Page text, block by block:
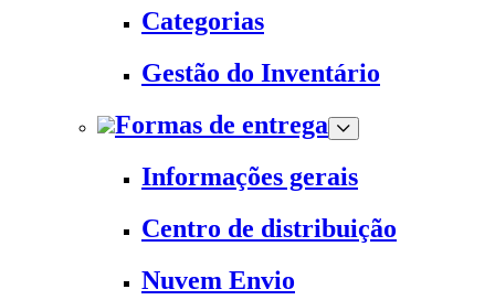
Categorias
Gestão do Inventário
Formas de entrega
Informações gerais
Centro de distribuição
Nuvem Envio